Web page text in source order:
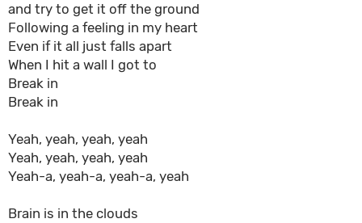
and try to get it off the ground
Following a feeling in my heart
Even if it all just falls apart
When I hit a wall I got to
Break in
Break in
Yeah, yeah, yeah, yeah
Yeah, yeah, yeah, yeah
Yeah-a, yeah-a, yeah-a, yeah
Brain is in the clouds